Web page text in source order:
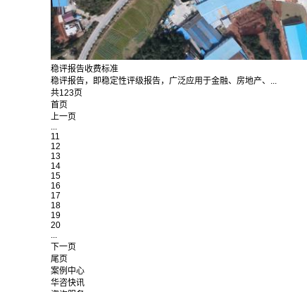
稳评报告收费标准
稳评报告，即稳定性评级报告，广泛应用于金融、房地产、...
共123页
首页
上一页
...
11
12
13
14
15
16
17
18
19
20
...
下一页
尾页
案例中心
华咨快讯